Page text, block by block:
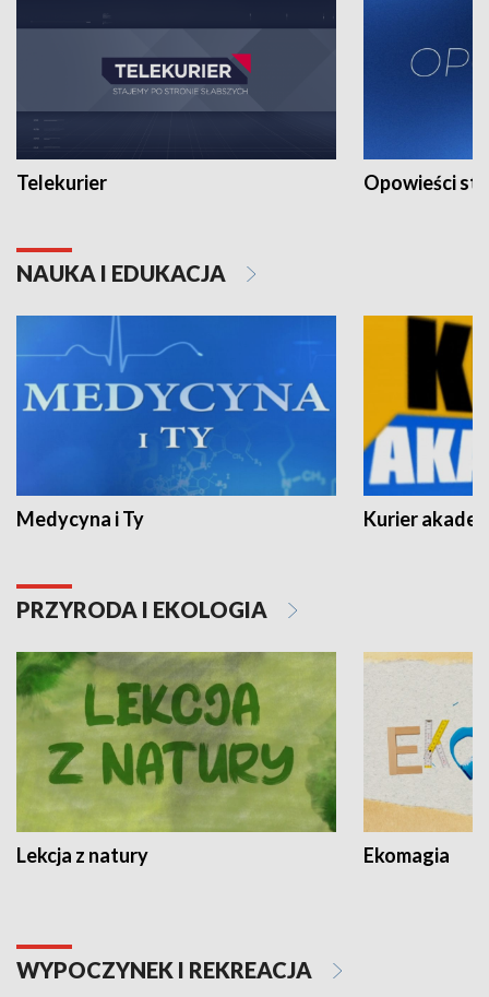
Telekurier Opowieści
NAUKA I EDUKACJA
Medycyna i Ty Kurier
PRZYRODA I EKOLOGIA
Lekcja z natury Ekomagia
WYPOCZYNEK I REKREACJA